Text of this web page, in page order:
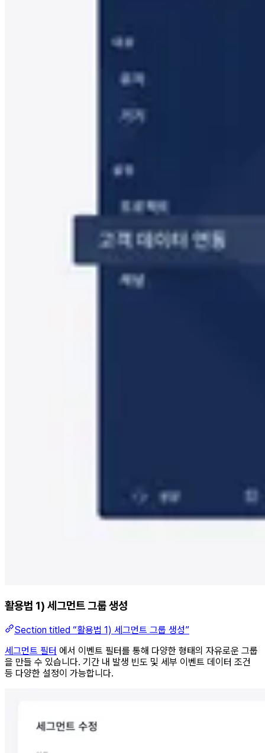
활용법 1) 세그먼트 그룹 생성
Section titled “활용법 1) 세그먼트 그룹 생성”
세그먼트 필터 에서 이벤트 필터를 통해 다양한 형태의 자유로운 그룹
을 만들 수 있습니다. 기간 내 발생 빈도 및 세부 이벤트 데이터 조건
등 다양한 설정이 가능합니다.